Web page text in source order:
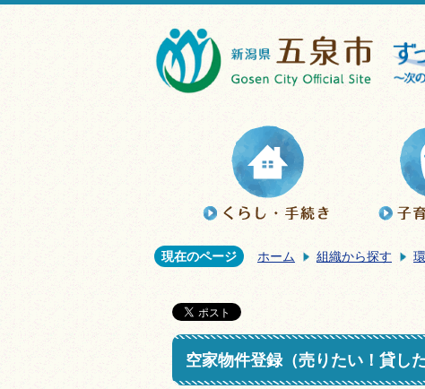
現在のページ ホーム 組織から探す
空家物件登録（売りたい！貸した